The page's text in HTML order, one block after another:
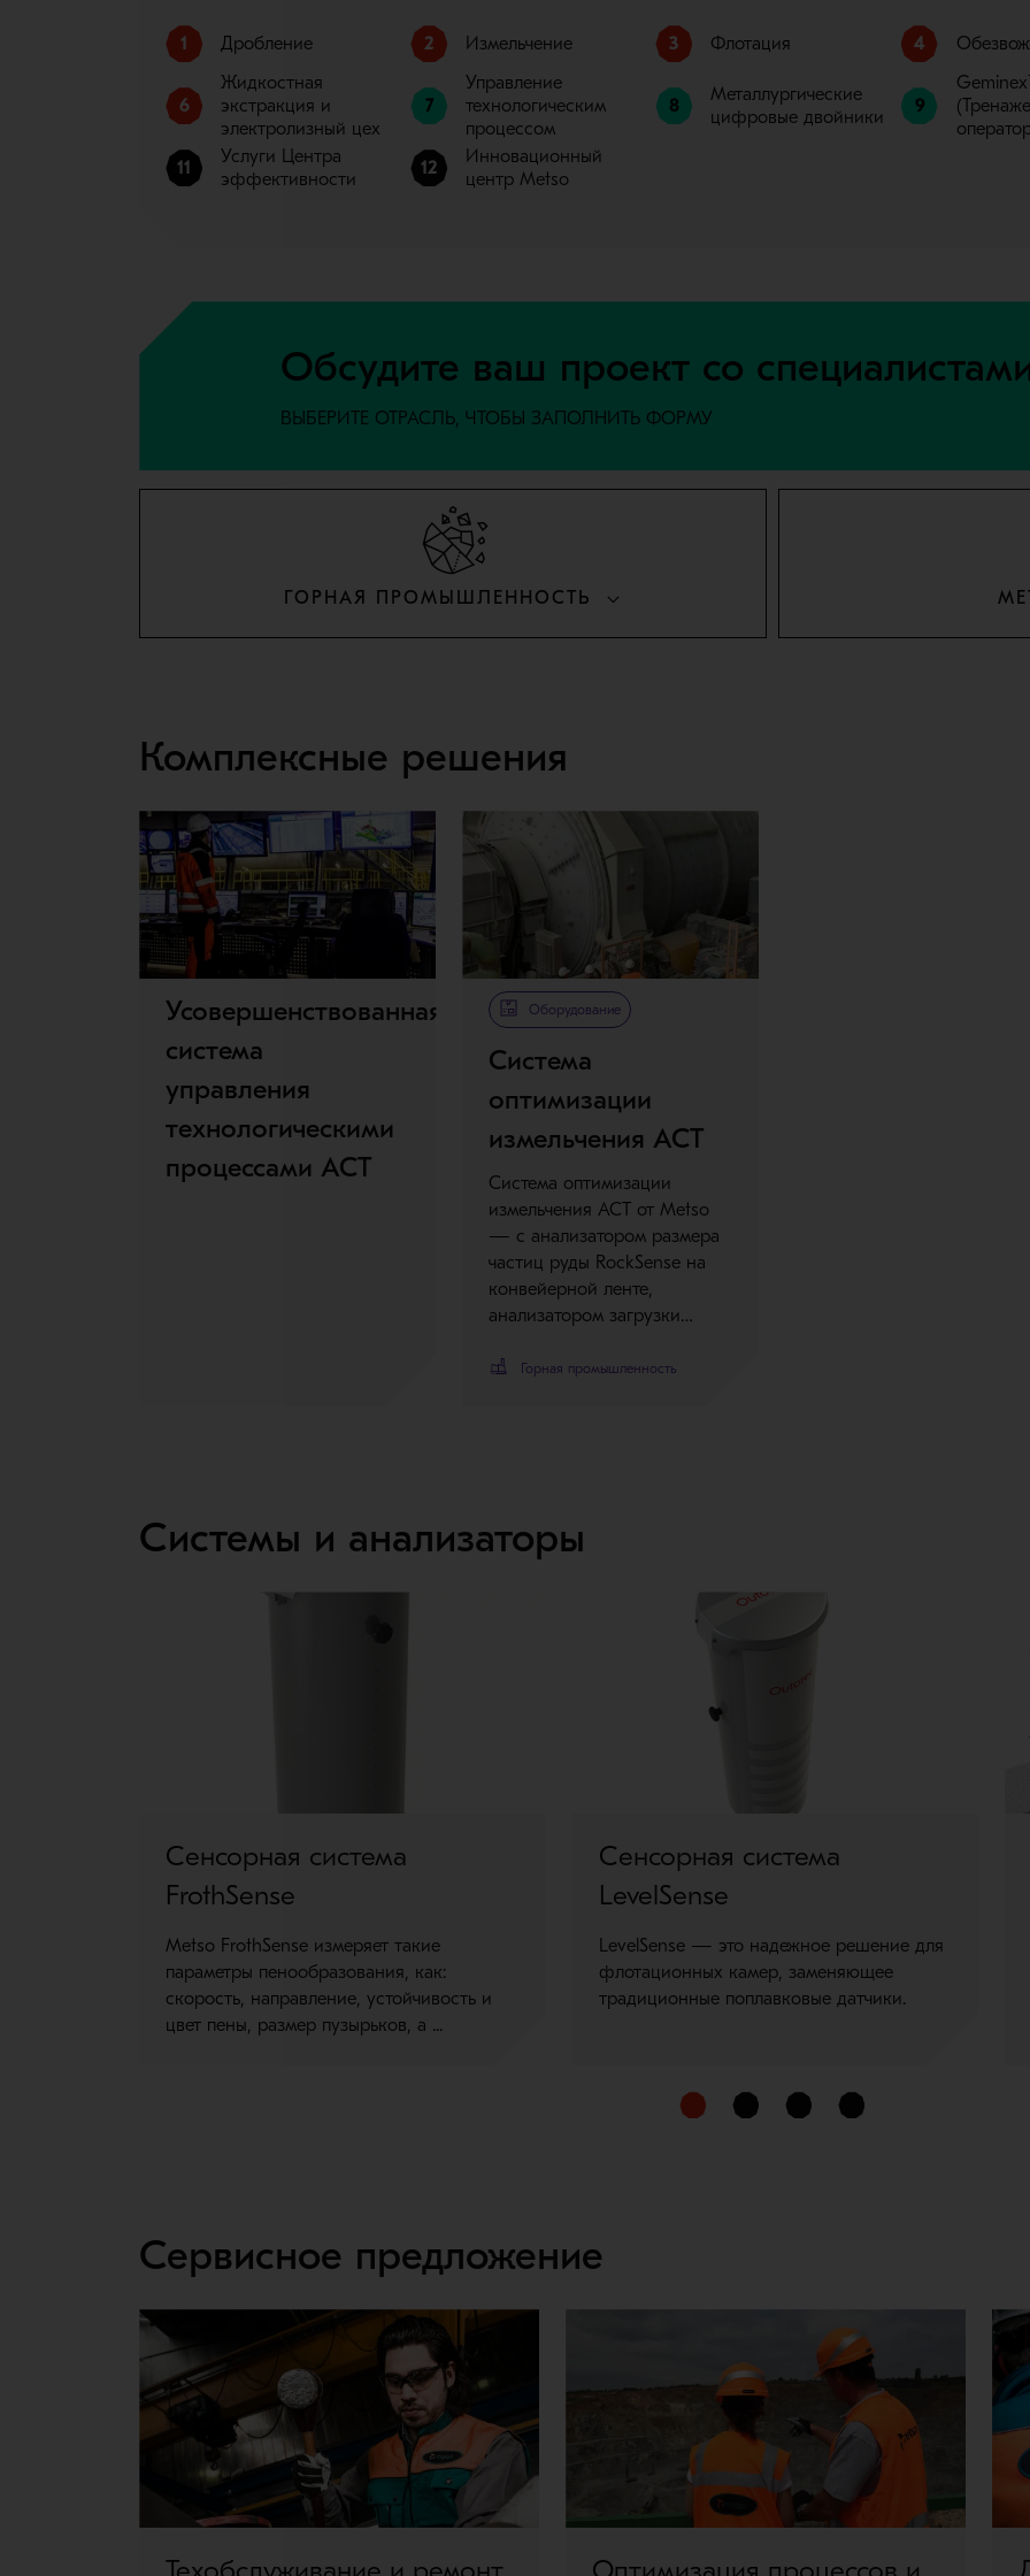
1 Дробление 2 Измельчение 3 Флотация 4
6
Жидкостная
экстракция и
электролизный цех
7
Управление
технологическим
процессом
8
Металлургические
цифровые двойники
9
11
Услуги Центра
эффективности
12
Инновационный
центр Metso
Обсудите ваш проект со
ВЫБЕРИТЕ ОТРАСЛЬ, ЧТОБЫ ЗАПОЛНИТЬ ФОРМУ
ГОРНАЯ ПРОМЫШЛЕННОСТЬ
Комплексные решения
Усовершенствованная
система
управления
технологическими
процессами ACT
Оборудование
Система
оптимизации
измельчения ACT
Система оптимизации
измельчения ACT от Metso
— с анализатором размера
частиц руды RockSense на
конвейерной ленте,
анализатором загрузки…
Горная промышленность
Системы и анализаторы
Сенсорная система
FrothSense
Metso FrothSense измеряет такие
параметры пенообразования, как:
скорость, направление, устойчивость и
цвет пены, размер пузырьков, а ...
Сенсорная система
LevelSense
LevelSense — это надежное решение для
флотационных камер, заменяющее
традиционные поплавковые датчики.
Сервисное предложение